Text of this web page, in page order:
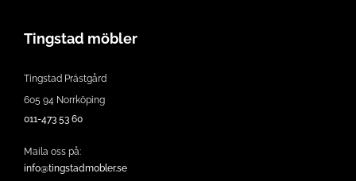
Tingstad möbler
Tingstad Prästgård
605 94 Norrköping
011-473 53 60
Maila oss på:
info@tingstadmobler.se